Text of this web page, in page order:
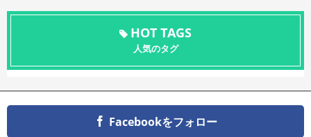
HOT TAGS
人気のタグ
Facebookをフォロー